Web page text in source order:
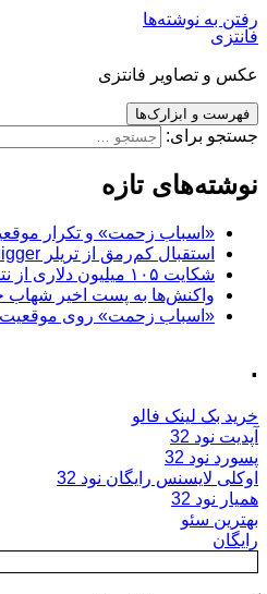
رفتن به نوشته‌ها
فانتزی
عکس و تصاویر فانتزی
فهرست و ابزارک‌ها
جستجو برای:
نوشته‌های تازه
«اسباب زحمت» و تکرار موقعیت
استقبال کم‌رمق از تریلر Digger؛ زنگ خطر برای فیلم جدید تام کروز و برادران وارنر
شکایت ۱۰۵ میلیون دلاری از نتفلیکس؛ هارددیسک حاوی فیلم جدید نیکلاس کیج به سرقت رفت
واکنش‌ها به پست اخیر شهاب
«اسباب زحمت» روی موقعیت
.
خرید بک لینک فالو
آپدیت نود 32
پسورد نود 32
اوکلی لایسنس رایگان نود 32
همیار نود 32
بهترین سئو
رایگان